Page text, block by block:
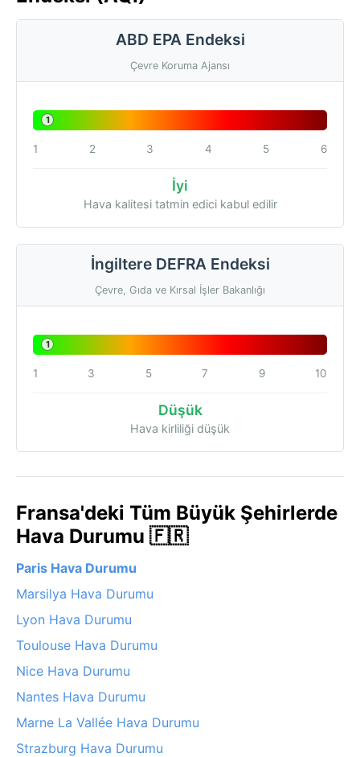
ABD EPA Endeksi
Çevre Koruma Ajansı
1
1 2 3 4 5 6
İyi
Hava kalitesi tatmin edici kabul edilir
İngiltere DEFRA Endeksi
Çevre, Gıda ve Kırsal İşler Bakanlığı
1
1 3 5 7 9 10
Düşük
Hava kirliliği düşük
Fransa'deki Tüm Büyük Şehirlerde
Hava Durumu 🇫🇷
Paris Hava Durumu
Marsilya Hava Durumu
Lyon Hava Durumu
Toulouse Hava Durumu
Nice Hava Durumu
Nantes Hava Durumu
Marne La Vallée Hava Durumu
Strazburg Hava Durumu